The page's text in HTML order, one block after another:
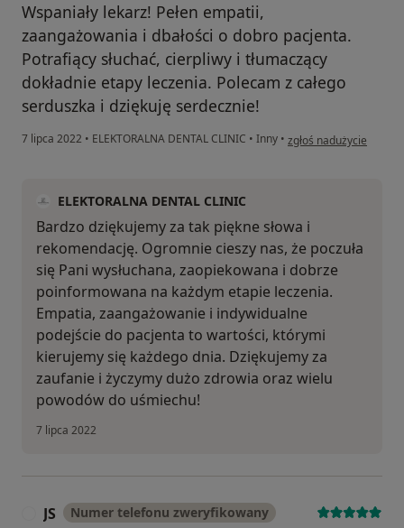
Wspaniały lekarz! Pełen empatii,
zaangażowania i dbałości o dobro pacjenta.
Potrafiący słuchać, cierpliwy i tłumaczący
dokładnie etapy leczenia. Polecam z całego
serduszka i dziękuję serdecznie!
7 lipca 2022 • ELEKTORALNA DENTAL CLINIC • Inny • w opinii użytkownika
zgłoś nadużycie
ELEKTORALNA DENTAL CLINIC
Bardzo dziękujemy za tak piękne słowa i
rekomendację. Ogromnie cieszy nas, że poczuła
się Pani wysłuchana, zaopiekowana i dobrze
poinformowana na każdym etapie leczenia.
Empatia, zaangażowanie i indywidualne
podejście do pacjenta to wartości, którymi
kierujemy się każdego dnia. Dziękujemy za
zaufanie i życzymy dużo zdrowia oraz wielu
powodów do uśmiechu!
7 lipca 2022
JS Numer telefonu zweryfikowany